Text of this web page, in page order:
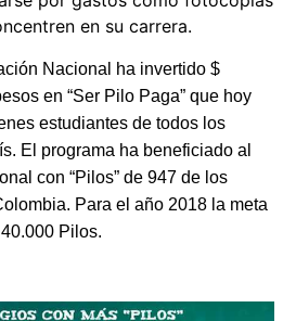
en su carrera.
Nacional ha invertido $
en “Ser Pilo Paga” que hoy
estudiantes de todos los
El programa ha beneficiado al
con “Pilos” de 947 de los
Para el año 2018 la meta
Pilos.